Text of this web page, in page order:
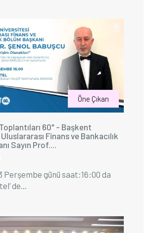
Öne Çıkan
60" - Başkent
Finans ve Bankacılık
Sayın Prof....
Perşembe günü saat:16:00 da
de...